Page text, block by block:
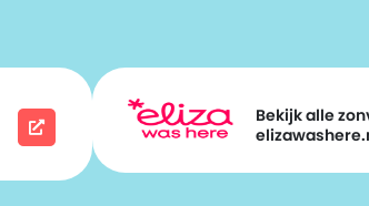
Bekijk alle